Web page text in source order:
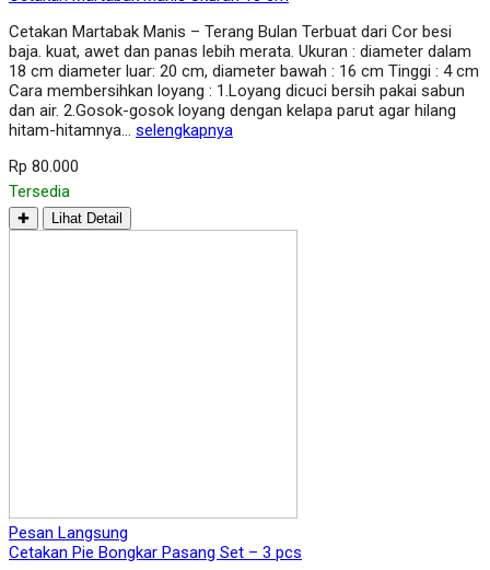
Cetakan Martabak Manis – Terang Bulan Terbuat dari Cor besi
baja. kuat, awet dan panas lebih merata. Ukuran : diameter dalam
18 cm diameter luar: 20 cm, diameter bawah : 16 cm Tinggi : 4 cm
Cara membersihkan loyang : 1.Loyang dicuci bersih pakai sabun
dan air. 2.Gosok-gosok loyang dengan kelapa parut agar hilang
hitam-hitamnya… selengkapnya
Rp 80.000
Tersedia
✚ Lihat Detail
Pesan Langsung
Cetakan Pie Bongkar Pasang Set – 3 pcs